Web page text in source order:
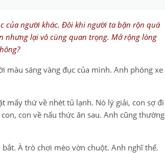
của người khác. Đôi khi người ta bận rộn quá
lại vô cùng quan trọng. Mở rộng lòng
màu sáng vàng đục của mình. Anh phóng xe
mấy thứ về nhét tủ lạnh. Nó lý giải, con sợ đi
con về nấu thức ăn sau. Anh cũng thường
À trò chơi mèo vờn chuột. Anh nghĩ thế.